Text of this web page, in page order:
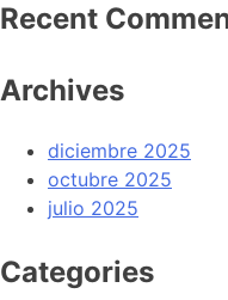
Recent
Archives
diciembre 2025
octubre 2025
julio 2025
Categories